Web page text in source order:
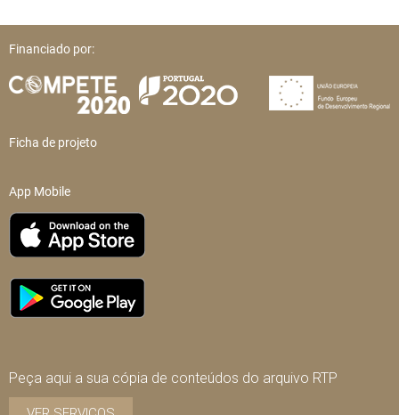
Financiado por:
Ficha de projeto
App Mobile
Peça aqui a sua cópia de conteúdos do arquivo RTP